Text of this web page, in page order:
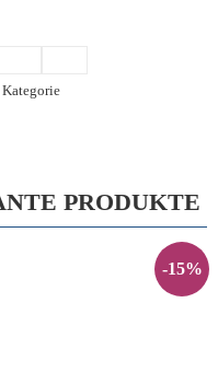
PRODUKTE
-15%